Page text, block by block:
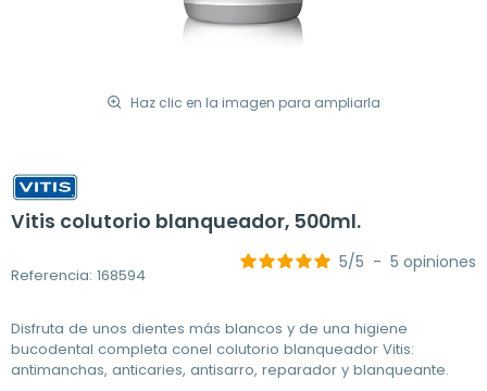
Haz clic en la imagen para ampliarla
Vitis colutorio blanqueador, 500ml.
Referencia: 168594
5/5 - 5 opiniones
Disfruta de unos dientes más blancos y de una higiene
bucodental completa conel colutorio blanqueador Vitis:
antimanchas, anticaries, antisarro, reparador y blanqueante.